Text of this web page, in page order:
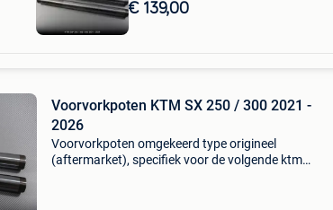
€ 139,00
Voorvorkpoten KTM SX 250 / 300 2021 -
2026
Voorvorkpoten omgekeerd type origineel
(aftermarket), specifiek voor de volgende ktm